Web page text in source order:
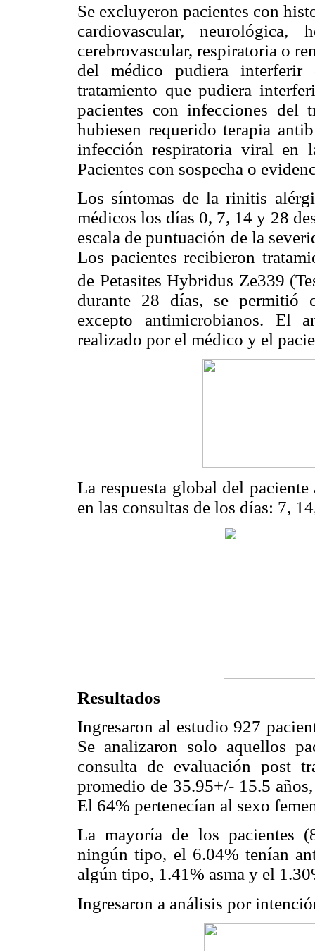
Se excluyeron pacientes con
cardiovascular, neurológica,
cerebrovascular, respiratoria o
del médico pudiera
tratamiento que pudiera
pacientes con infecciones
hubiesen requerido terapia
infección respiratoria viral en
Pacientes con sospecha o
Los síntomas de la rinitis
médicos los días 0, 7, 14 y 28
escala de puntuación de la
Los pacientes recibieron
de Petasites Hybridus Ze339
durante 28 días, se permitió
excepto antimicrobianos. El
realizado por el médico y el
La respuesta global del
en las consultas de los días: 7,
Resultados
Ingresaron al estudio 927
Se analizaron solo aquellos
consulta de evaluación post
promedio de 35.95+/- 15.5
El 64% pertenecían al sexo
La mayoría de los pacientes
ningún tipo, el 6.04% tenían
algún tipo, 1.41% asma y el
Ingresaron a análisis por